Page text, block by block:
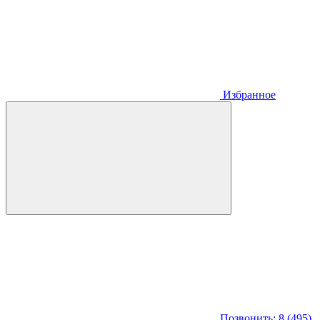
Избранное